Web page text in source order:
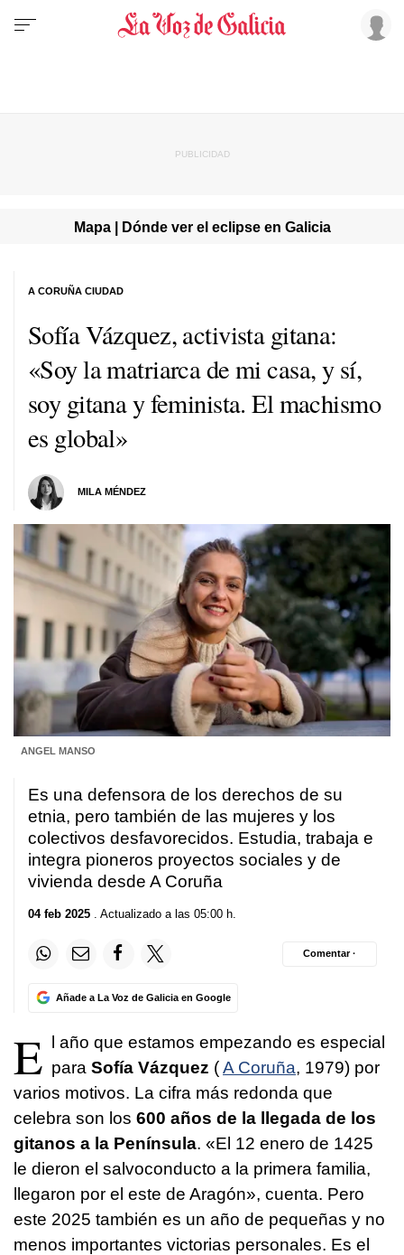
Mapa | Dónde ver el eclipse en Galicia
Sofía Vázquez, activista gitana:
«Soy la matriarca de mi casa, y sí,
soy gitana y feminista. El machismo
es global»
MILA MÉNDEZ
A CORUÑA CIUDAD
ANGEL MANSO
Es una defensora de los derechos de su
etnia, pero también de las mujeres y los
colectivos desfavorecidos. Estudia, trabaja e
integra pioneros proyectos sociales y de
vivienda desde A Coruña
04 feb 2025 . Actualizado a las 05:00 h.
Añade a La Voz de Galicia en Google
Comentar ·
E l año que estamos empezando es especial
para Sofía Vázquez (A Coruña, 1979) por
varios motivos. La cifra más redonda que
celebra son los 600 años de la llegada de los
gitanos a la Península. «El 12 enero de 1425
le dieron el salvoconducto a la primera familia,
llegaron por el este de Aragón», cuenta. Pero
este 2025 también es un año de pequeñas y no
menos importantes victorias personales. Es el